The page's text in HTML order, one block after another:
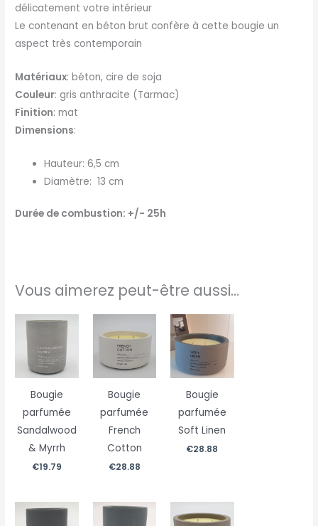
délicatement votre intérieur
Le contenant en béton brut confère à cette bougie un
aspect très contemporain
Matériaux: béton, cire de soja
Couleur: gris anthracite (Tarmac)
Finition: mat
Dimensions:
Hauteur: 6,5 cm
Diamètre: 13 cm
Durée de combustion: +/- 25h
Vous aimerez peut-être aussi…
Bougie
parfumée
Sandalwood
& Myrrh
€19.79
Bougie
parfumée
French
Cotton
€28.88
Bougie
parfumée
Soft Linen
€28.88